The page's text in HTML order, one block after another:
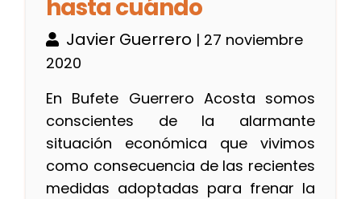
hasta cuándo
Javier Guerrero | 27 noviembre
2020
En Bufete Guerrero Acosta somos
conscientes de la alarmante
situación económica que vivimos
como consecuencia de las recientes
medidas adoptadas para frenar la